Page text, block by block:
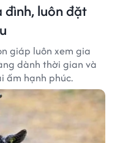
luôn đặt
giáp luôn xem gia
dành thời gian và
ấm hạnh phúc.